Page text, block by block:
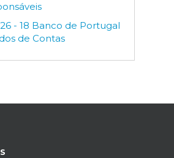
- 18 Banco de Portugal
de Contas